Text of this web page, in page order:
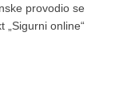
provodio se
„Sigurni online“